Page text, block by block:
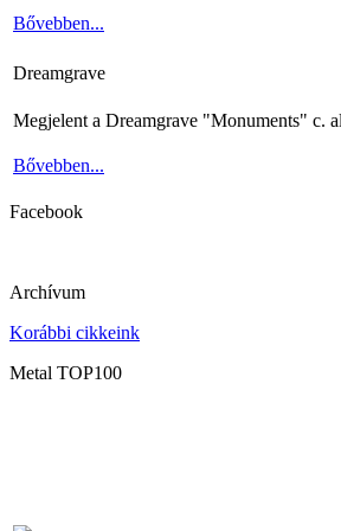
Bővebben...
Dreamgrave
Megjelent a Dreamgrave "Monuments" c.
Bővebben...
Facebook
Archívum
Korábbi cikkeink
Metal TOP100